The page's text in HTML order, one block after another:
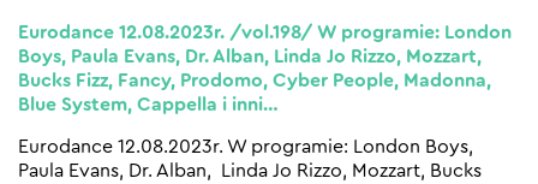
Eurodance 12.08.2023r. /vol.198/ W programie: London
Boys, Paula Evans, Dr. Alban, Linda Jo Rizzo, Mozzart,
Bucks Fizz, Fancy, Prodomo, Cyber People, Madonna,
Blue System, Cappella i inni…
Eurodance 12.08.2023r. W programie: London Boys,
Paula Evans, Dr. Alban, Linda Jo Rizzo, Mozzart, Bucks